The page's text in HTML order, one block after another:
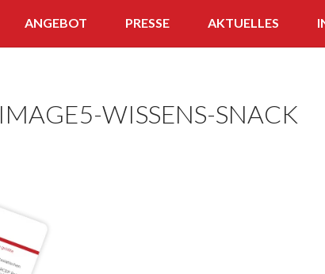
ANGEBOT
FERNLEHRGANG
PRESSE AKTUELLES
IMAGE5-WISSENS-SNACK